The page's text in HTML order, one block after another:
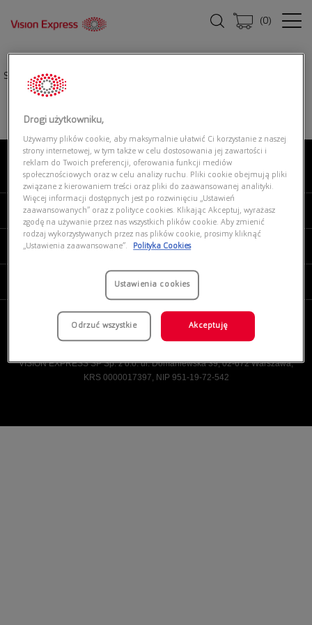
(0)
Strona główna|
O NAS
MOJE VISION EXPRESS
PRODUKTY I USŁUGI
VISION EXPRESS SP Sp. z o.o. ul. Domaniewska 39, 02-672 Warszawa,
KRS 0000017397, NIP 951-19-72-542
Drogi użytkowniku,
Używamy plików cookie, aby maksymalnie ułatwić Ci korzystanie z naszej
strony internetowej, w tym także w celu dostosowania jej zawartości i
reklam do Twoich preferencji, oferowania funkcji mediów
społecznościowych oraz w celu analizy ruchu. Pliki cookie obejmują pliki
związane z kierowaniem treści oraz pliki do zaawansowanej analityki.
Więcej informacji dostępnych jest po rozwinięciu „Ustawień
zaawansowanych” oraz z polityce cookies. Klikając Akceptuj, wyrażasz
zgodę na używanie przez nas wszystkich plików cookie. Aby zmienić
rodzaj wykorzystywanych przez nas plików cookie, prosimy kliknąć
„Ustawienia zaawansowane”.
Polityka Cookies
Ustawienia cookies
Odrzuć wszystkie Akceptuję